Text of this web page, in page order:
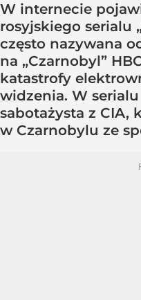
W internecie
rosyjskiego serialu
często nazywana
na „Czarnobyl”
katastrofy
widzenia. W
sabotażysta z CIA,
w Czarnobylu ze